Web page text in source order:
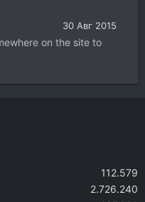
30 Авг 2015
on the site to
112.579
2.726.240